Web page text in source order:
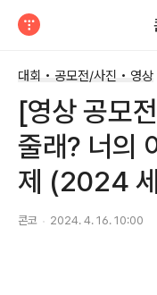
대회 • 공모전/사진 • 영상
[영상 공모
줄래? 너의
제 (2024
콘코 2024. 4. 16. 10:00